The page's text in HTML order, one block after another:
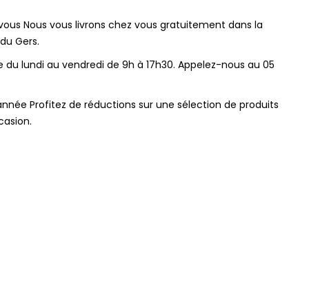
Nous vous livrons chez vous gratuitement dans la
Gers.
du lundi au vendredi de 9h à 17h30. Appelez-nous au 05
Profitez de réductions sur une sélection de produits